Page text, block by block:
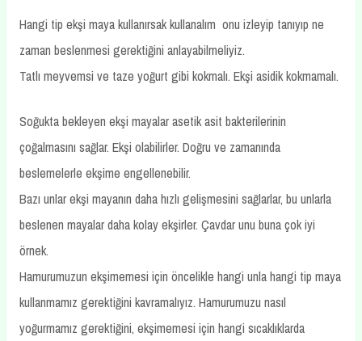
Hangi tip ekşi maya kullanırsak kullanalım onu izleyip tanıyıp ne
zaman beslenmesi gerektiğini anlayabilmeliyiz.
Tatlı meyvemsi ve taze yoğurt gibi kokmalı. Ekşi asidik kokmamalı.
Soğukta bekleyen ekşi mayalar asetik asit bakterilerinin
çoğalmasını sağlar. Ekşi olabilirler. Doğru ve zamanında
beslemelerle ekşime engellenebilir.
Bazı unlar ekşi mayanın daha hızlı gelişmesini sağlarlar, bu unlarla
beslenen mayalar daha kolay ekşirler. Çavdar unu buna çok iyi
örnek.
Hamurumuzun ekşimemesi için öncelikle hangi unla hangi tip maya
kullanmamız gerektiğini kavramalıyız. Hamurumuzu nasıl
yoğurmamız gerektiğini, ekşimemesi için hangi sıcaklıklarda